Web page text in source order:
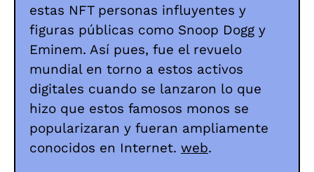
estas NFT personas influyentes y
figuras públicas como Snoop Dogg y
Eminem. Así pues, fue el revuelo
mundial en torno a estos activos
digitales cuando se lanzaron lo que
hizo que estos famosos monos se
popularizaran y fueran ampliamente
conocidos en Internet. web.